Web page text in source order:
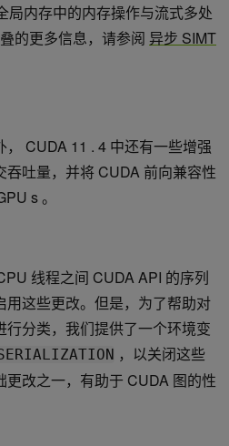
局内存中的内存操作与流式多处
的更多信息，请参阅 异步 SIMT
CUDA 11 . 4 中还有一些增强
吐量，并将 CUDA 前向兼容性
s 。
线程之间 CUDA API 的序列
用这些更改。但是，为了帮助对
分类，我们提供了一个环境变
，以关闭这些
改之一，有助于 CUDA 图的性